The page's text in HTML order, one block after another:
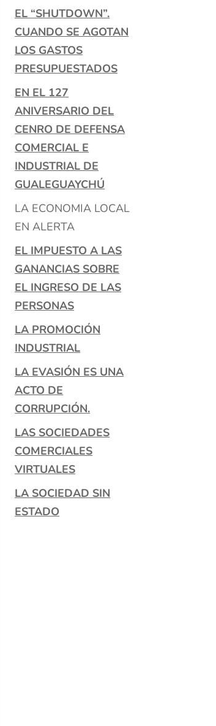
EL “SHUTDOWN”.
CUANDO SE AGOTAN
LOS GASTOS
PRESUPUESTADOS
EN EL 127
ANIVERSARIO DEL
CENRO DE DEFENSA
COMERCIAL E
INDUSTRIAL DE
GUALEGUAYCHÚ
LA ECONOMIA LOCAL
EN ALERTA
EL IMPUESTO A LAS
GANANCIAS SOBRE
EL INGRESO DE LAS
PERSONAS
LA PROMOCIÓN
INDUSTRIAL
LA EVASIÓN ES UNA
ACTO DE
CORRUPCIÓN.
LAS SOCIEDADES
COMERCIALES
VIRTUALES
LA SOCIEDAD SIN
ESTADO